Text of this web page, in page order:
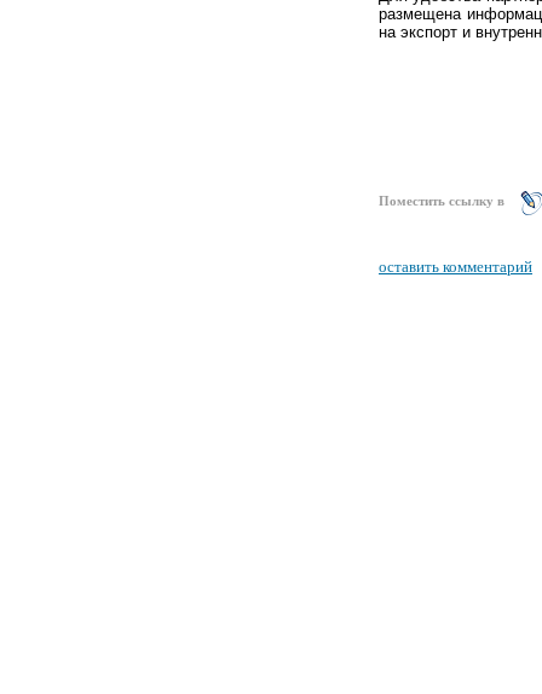
размещена
на экспорт и
Поместить ссылку в
оставить комментарий